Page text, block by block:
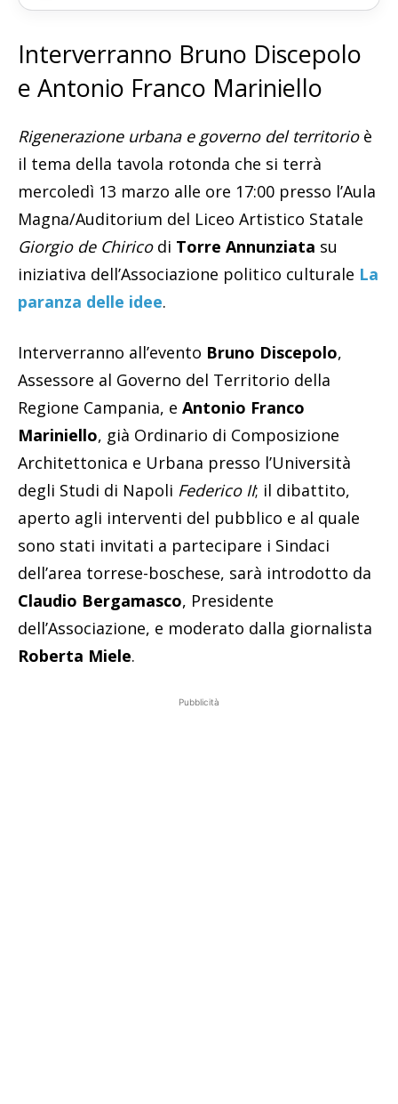
Interverranno Bruno Discepolo
e Antonio Franco Mariniello
Rigenerazione urbana e governo del territorio è
il tema della tavola rotonda che si terrà
mercoledì 13 marzo alle ore 17:00 presso l’Aula
Magna/Auditorium del Liceo Artistico Statale
Giorgio de Chiricodi Torre Annunziata su
iniziativa dell’Associazione politico culturale La
paranza delle idee.
Interverranno all’evento Bruno Discepolo,
Assessore al Governo del Territorio della
Regione Campania, e Antonio Franco
Mariniello, già Ordinario di Composizione
Architettonica e Urbana presso l’Università
degli Studi di Napoli Federico II; il dibattito,
aperto agli interventi del pubblico e al quale
sono stati invitati a partecipare i Sindaci
dell’area torrese-boschese, sarà introdotto da
Claudio Bergamasco, Presidente
dell’Associazione, e moderato dalla giornalista
Roberta Miele.
Pubblicità